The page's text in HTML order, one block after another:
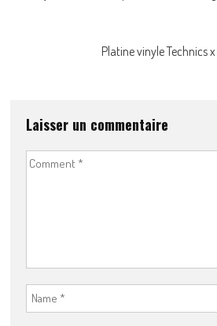
Platine vinyle Technics
Laisser un commentaire